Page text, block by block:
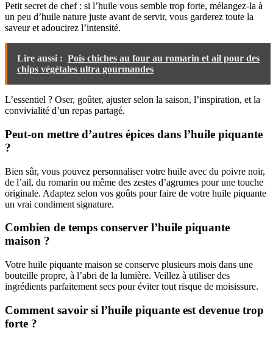
Petit secret de chef : si l’huile vous semble trop forte, mélangez-la à
un peu d’huile nature juste avant de servir, vous garderez toute la
saveur et adoucirez l’intensité.
Lire aussi : Pois chiches au four au romarin et ail pour des
chips végétales ultra gourmandes
L’essentiel ? Oser, goûter, ajuster selon la saison, l’inspiration, et la
convivialité d’un repas partagé.
Peut-on mettre d’autres épices dans l’huile piquante
?
Bien sûr, vous pouvez personnaliser votre huile avec du poivre noir,
de l’ail, du romarin ou même des zestes d’agrumes pour une touche
originale. Adaptez selon vos goûts pour faire de votre huile piquante
un vrai condiment signature.
Combien de temps conserver l’huile piquante
maison ?
Votre huile piquante maison se conserve plusieurs mois dans une
bouteille propre, à l’abri de la lumière. Veillez à utiliser des
ingrédients parfaitement secs pour éviter tout risque de moisissure.
Comment savoir si l’huile piquante est devenue trop
forte ?